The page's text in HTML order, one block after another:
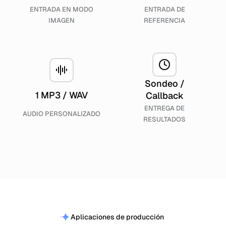
ENTRADA EN MODO
IMAGEN
ENTRADA DE
REFERENCIA
1 MP3 / WAV
AUDIO PERSONALIZADO
Sondeo /
Callback
ENTREGA DE
RESULTADOS
Aplicaciones de producción